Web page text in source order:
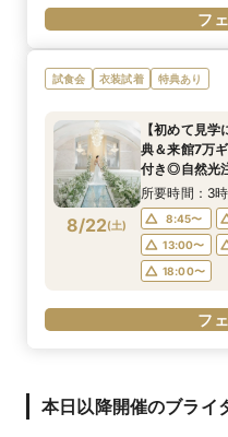
フ
試食会 衣装試着 特典あり
8/22(土)
【初めて見
典＆来館7万
付き◎自然光
所要時間：3
8:45〜
13:00〜
18:00〜
フ
本日以降開催のブライ